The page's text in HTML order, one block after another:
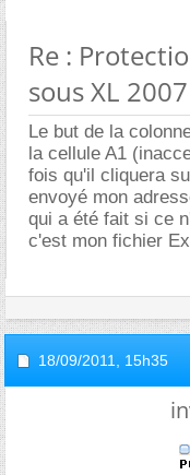
Re :
sous XL 2007
Le but de la
la cellule A1
fois qu'il cliquera
envoyé mon
qui a été fait si ce
c'est mon fichier
18/09/2011, 15h35